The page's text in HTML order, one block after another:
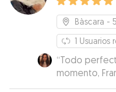
Bàscara -
1 Usuarios
“Todo
momento,
que sabe